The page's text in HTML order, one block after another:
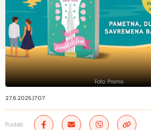
Foto: Promo
27.6.2025.|7:07
Podeli: